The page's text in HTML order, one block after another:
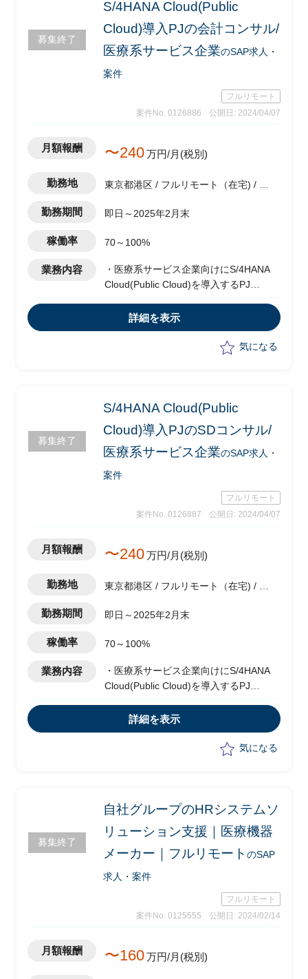
募集終了
S/4HANA Cloud(Public
Cloud)導入PJの会計コンサル/
医療系サービス企業のSAP求人・
案件
フルリモート
案件No. 0126886
公開日: 2024/04/07
月額報酬 〜240万円/月(税別)
勤務地
東京都港区 / フルリモート（在宅) / 神
勤務期間 即日～2025年2月末
稼働率 70～100%
業務内容
・医療系サービス企業向けにS/4HANA
Cloud(Public Cloud)を導入するPJ
・SAPコンサルタントとして要件定義の
詳細を表示
気になる
募集終了
S/4HANA Cloud(Public
Cloud)導入PJのSDコンサル/
医療系サービス企業のSAP求人・
案件
フルリモート
案件No. 0126887
公開日: 2024/04/07
月額報酬 〜240万円/月(税別)
勤務地
東京都港区 / フルリモート（在宅) / 神
勤務期間 即日～2025年2月末
稼働率 70～100%
業務内容
・医療系サービス企業向けにS/4HANA
Cloud(Public Cloud)を導入するPJ
・SAPコンサルタントとして要件定義の
詳細を表示
気になる
募集終了
自社グループのHRシステムソ
リューション支援｜医療機器
メーカー｜フルリモート のSAP
求人・案件
フルリモート
案件No. 0125555
公開日: 2024/02/14
月額報酬 〜160万円/月(税別)